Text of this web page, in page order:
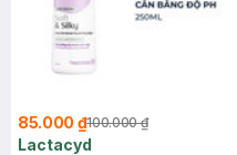
85.000 ₫100.000 ₫
Lactacyd